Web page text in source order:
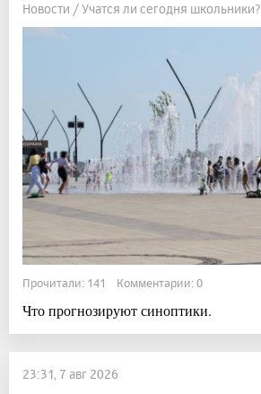
Новости / Учатся ли сегодня школьники?
Прочитали: 141 Комментарии: 0
Что прогнозируют синоптики.
23:31, 7 авг 2026